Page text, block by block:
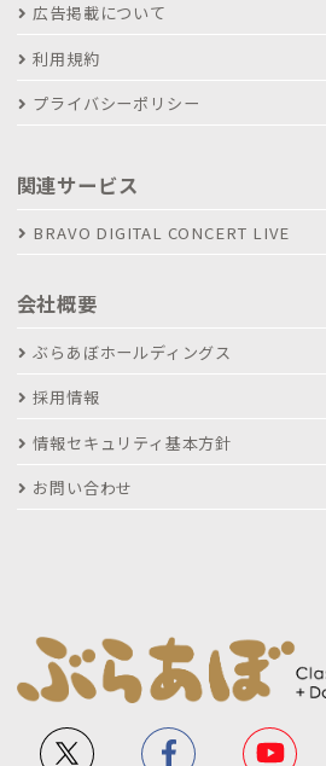
広告掲載について
利用規約
プライバシーポリシー
関連サービス
BRAVO DIGITAL CONCERT LIVE
会社概要
ぶらあぼホールディングス
採用情報
情報セキュリティ基本方針
お問い合わせ